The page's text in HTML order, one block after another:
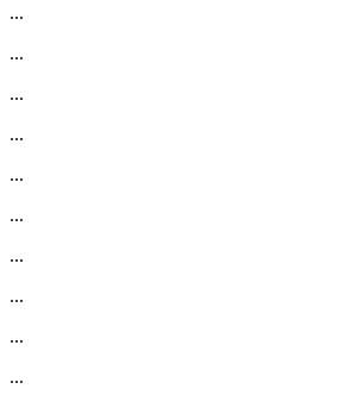
...
...
...
...
...
...
...
...
...
...